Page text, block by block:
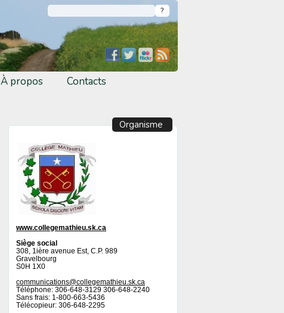
À propos Contacts
Organisme
www.collegemathieu.sk.ca
Siège social
308, 1ière avenue Est, C.P. 989
Gravelbourg
S0H 1X0
communications@collegemathieu.sk.ca
Téléphone: 306-648-3129 306-648-2240
Sans frais: 1-800-663-5436
Télécopieur: 306-648-2295